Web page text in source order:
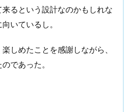
るという設計なのかもしれな
いているし。
しめたことを感謝しながら、
であった。